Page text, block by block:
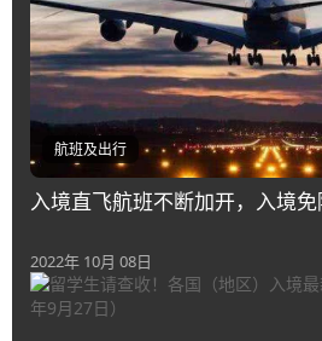
航班及出行
入境直飞航班不断加开，入境
2022年 10月 08日